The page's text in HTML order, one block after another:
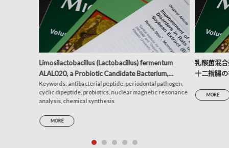
Limosilactobacillus (Lactobacillus) fermentum
ALAL020, a Probiotic Candidate Bacterium,
Produces a Cyclic Dipeptide That Suppresses the
Periodontal Pathogens Porphyromonas gingivalis
and Prevotella intermedia
Keywords: antibacterial peptide, periodontal pathogen,
cyclic dipeptide, probiotics, nuclear magnetic resonance
analysis, chemical synthesis
MORE
乳酸菌混
十二指腸
MORE